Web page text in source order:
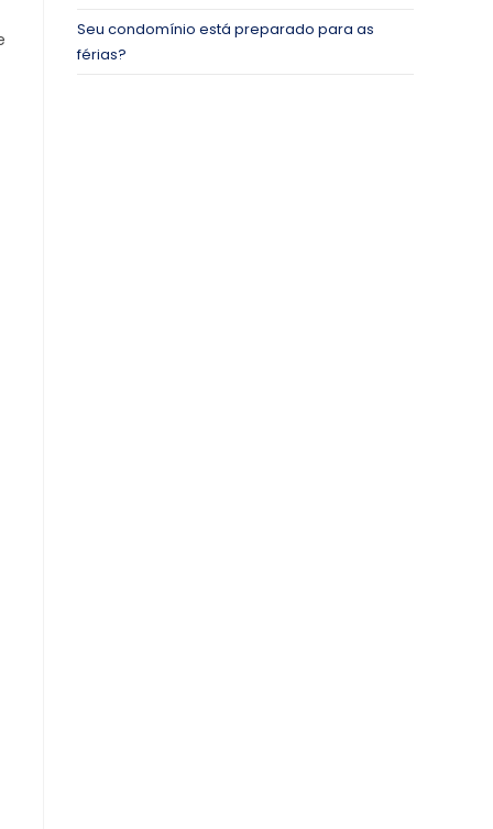
Seu condomínio está preparado para as
férias?